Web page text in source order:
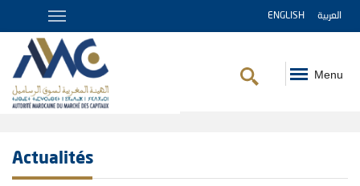
ENGLISH العربية
Menu
Actualités